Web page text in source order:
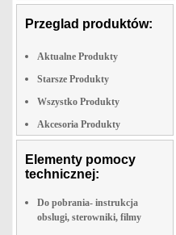
Przeglad produktów:
Aktualne Produkty
Starsze Produkty
Wszystko Produkty
Akcesoria Produkty
Elementy pomocy
technicznej:
Do pobrania- instrukcja
obslugi, sterowniki, filmy